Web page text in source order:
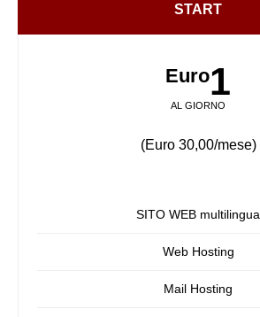
START
Euro1
AL GIORNO
(Euro 30,00/mese)
SITO WEB multilingua
Web Hosting
Mail Hosting